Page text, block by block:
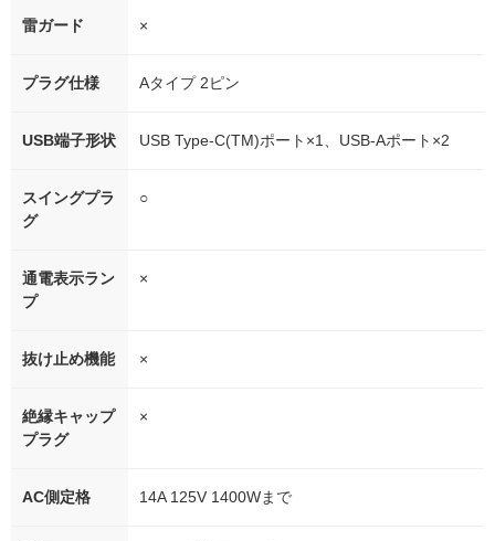
雷ガード ×
プラグ仕様 Aタイプ 2ピン
USB端子形状 USB Type-C(TM)ポート×1、USB-Aポート×2
スイングプラ
グ
○
通電表示ラン
プ
×
抜け止め機能 ×
絶縁キャップ
プラグ
×
AC側定格 14A 125V 1400Wまで